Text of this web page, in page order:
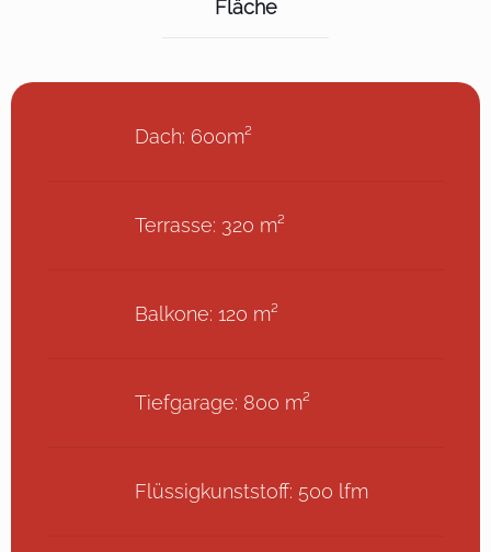
Fläche
Dach: 600m²
Terrasse: 320 m²
Balkone: 120 m²
Tiefgarage: 800 m²
Flüssigkunststoff: 500 lfm